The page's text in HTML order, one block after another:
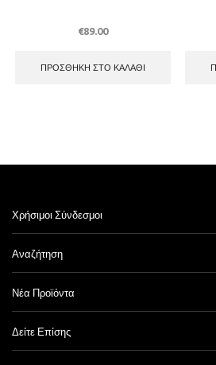
€89.00
ΠΡΟΣΘΉΚΗ ΣΤΟ ΚΑΛΆΘΙ
Χρήσιμοι Σύνδεσμοι
Αναζήτηση
Νέα Προϊόντα
Δείτε Επίσης